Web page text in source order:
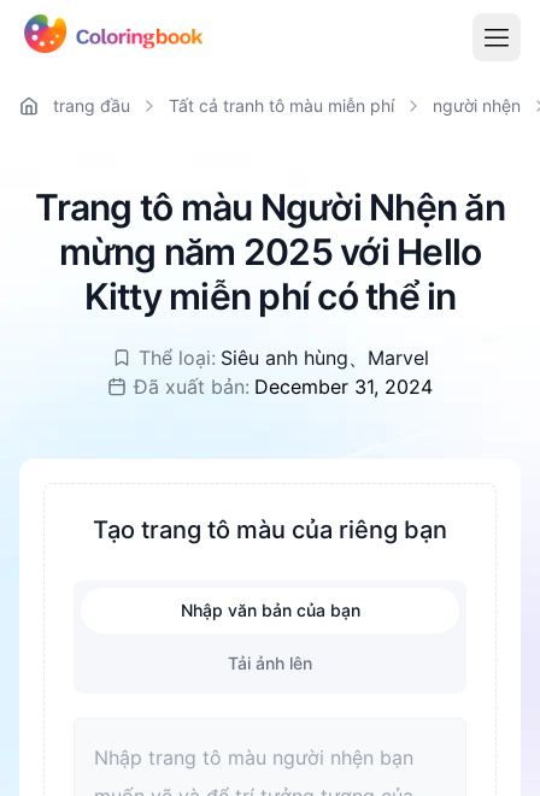
trang đầu Tất cả tranh tô màu miễn phí người nhện
Trang tô màu Người Nhện ăn
mừng năm 2025 với Hello
Kitty miễn phí có thể in
Thể loại: Siêu anh hùng、 Marvel
Đã xuất bản: December 31, 2024
Tạo trang tô màu của riêng bạn
Nhập văn bản của bạn
Tải ảnh lên